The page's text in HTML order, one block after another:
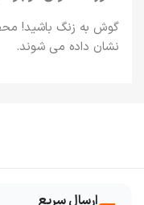
گوش به زنگ باشید!
نشان داده می شوند.
ارسال سریع